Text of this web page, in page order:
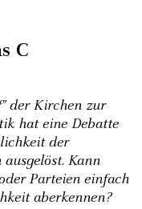
C
der Kirchen zur
hat eine Debatte
der
Kann
Parteien einfach
aberkennen?